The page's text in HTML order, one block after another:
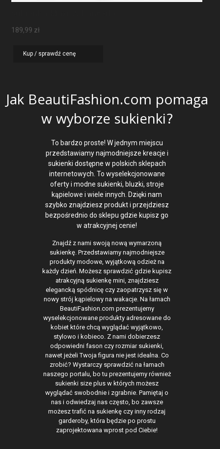
189,99 zł
Kup / sprawdź cenę
Jak BeautiFashion.com pomaga
w wyborze sukienki?
To bardzo proste! W jednym miejscu
przedstawiamy najmodniejsze kreacje i
sukienki dostępne w polskich sklepach
internetowych. To wyselekcjonowane
oferty i modne sukienki, bluzki, stroje
kąpielowe i wiele innych. Dzięki nam
szybko znajdziesz produkt i przejdziesz
bezpośrednio do sklepu gdzie kupisz go
w atrakcyjnej cenie!
Znajdź z nami swoją nową wymarzoną
sukienkę. Przedstawiamy najmodniejsze
produkty modowe, wyjątkową odzież na
każdy dzień. Możesz sprawdzić gdzie kupisz
atrakcyjną sukienkę mini, znajdziesz
elegancką spódnicę czy zaopatrzysz się w
nowy strój kąpielowy na wakacje. Na łamach
BeautiFashion.com prezentujemy
wyselekcjonowane produkty adresowane do
kobiet które chcą wyglądać wyjątkowo,
stylowo i kobieco. Z nami dobierzesz
odpowiedni fason czy rozmiar sukienki,
nawet jeżeli Twoja figura nie jest idealna. Co
zrobić? Wystarczy sprawdzić na łamach
naszego portalu, bo tu prezentujemy również
sukienki size plus w których możesz
wyglądać swobodnie i zgrabnie. Pamiętaj o
nas i odwiedzaj nas często, bo zawsze
możesz trafić na sukienkę czy inny rodzaj
garderoby, która będzie po prostu
zaprojektowana wprost pod Ciebie!